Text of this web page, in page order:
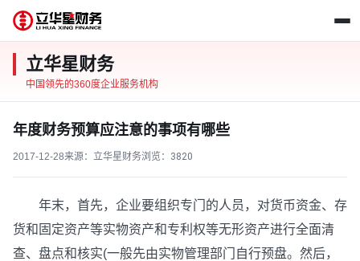
立华星财务
中国领先的360度企业服务机构
年度财务预算应注意的事项有哪些
2017-12-28来源：立华星财务浏览： 3820
年末，首先，企业要组织专门的人员，对货币资金、存
货和固定资产等实物资产和专利权等无形资产进行全面清
查、盘点和核实(一般先由实物管理部门自行预盘。然后，